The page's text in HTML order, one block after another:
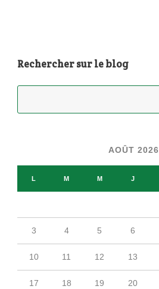
Rechercher sur le blog
AOÛT 2026
L M M J
3 4 5 6
10 11 12 13
17 18 19 20